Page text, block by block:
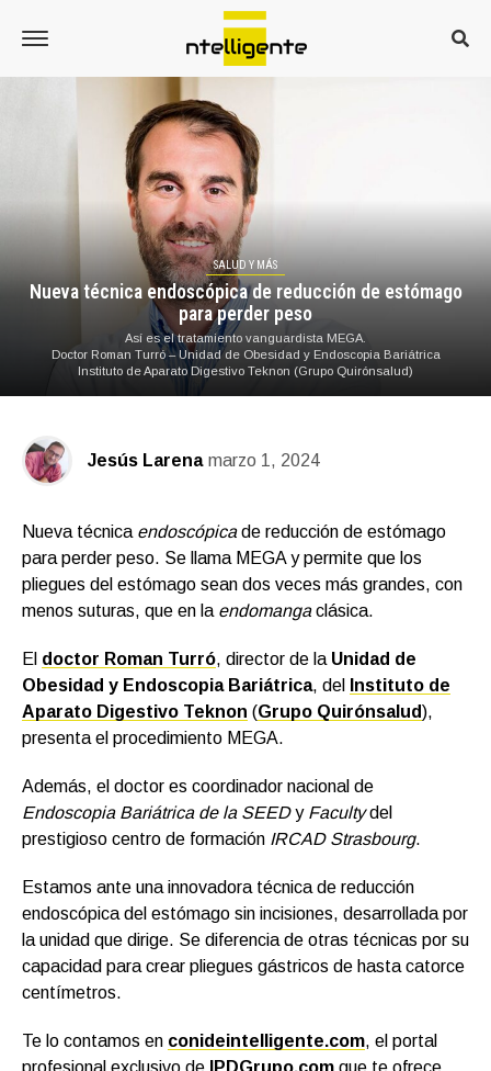
SALUD Y MÁS
Nueva técnica endoscópica de reducción de estómago
para perder peso
Así es el tratamiento vanguardista MEGA.
Doctor Roman Turró – Unidad de Obesidad y Endoscopia Bariátrica
Instituto de Aparato Digestivo Teknon (Grupo Quirónsalud)
Jesús Larena marzo 1, 2024
Nueva técnica endoscópicade reducción de estómago
para perder peso. Se llama MEGA y permite que los
pliegues del estómago sean dos veces más grandes, con
menos suturas, que en la endomangaclásica.
El doctor Roman Turró, director de la Unidad de
Obesidad y Endoscopia Bariátrica, del
Instituto de
Aparato Digestivo Teknon (Grupo Quirónsalud),
presenta el procedimiento MEGA.
Además, el doctor es coordinador nacional de
Endoscopia Bariátrica de la SEEDy Facultydel
prestigioso centro de formación IRCAD Strasbourg.
Estamos ante una innovadora técnica de reducción
endoscópica del estómago sin incisiones, desarrollada por
la unidad que dirige. Se diferencia de otras técnicas por su
capacidad para crear pliegues gástricos de hasta catorce
centímetros.
Te lo contamos en conideintelligente.com, el portal
profesional exclusivo de
IPDGrupo.com que te ofrece